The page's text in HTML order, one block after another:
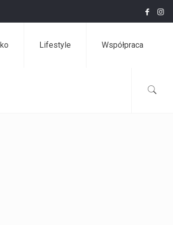
Lifestyle Współpraca